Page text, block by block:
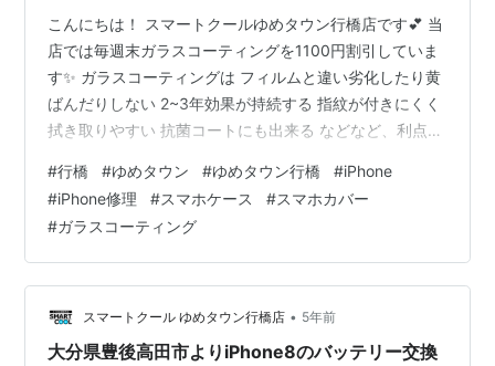
こんにちは！ スマートクールゆめタウン行橋店です💕 当
店では毎週末ガラスコーティングを1100円割引していま
す✨ ガラスコーティングは フィルムと違い劣化したり黄
ばんだりしない 2~3年効果が持続する 指紋が付きにくく
拭き取りやすい 抗菌コートにも出来る などなど、利点が
ら 当店について詳しくはこちら ＊ ＊ ＊ ＊ ＊ ＊ ＊ ＊
季節は夏に差し掛かり、気温も高くなってきましたね💦
季節の変化とともにスマホケースも一新してみてはいか
がですか？ 当店では特にiPhoneSE、７，８に対応したケ
ースを多く取り揃えております 夏らしいデザインのも…
#行橋 #ゆめタウン #ゆめタウン行橋 #iPhone
#iPhone修理 #スマホケース #スマホカバー
#ガラスコーティング
スマートクール ゆめタウン行橋店 • 5年前
大分県豊後高田市よりiPhone8のバッテリー交換